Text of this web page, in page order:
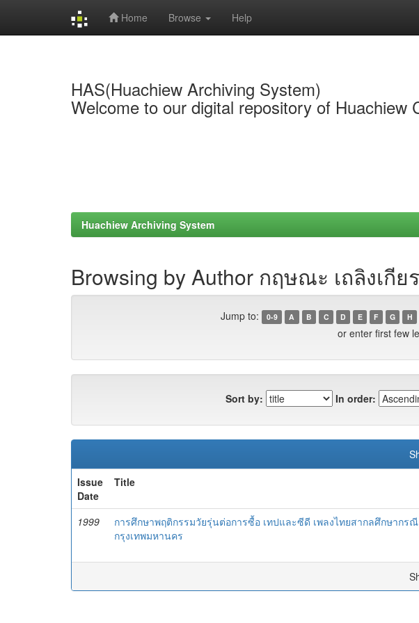
Home Browse Help
HAS(Huachiew Archiving System)
Welcome to our digital repository of Huachiew
Huachiew Archiving System
Browsing by Author กฤษณะ เถลิงเกีย
Jump to: 0-9 A B C D E F G H
or enter first few
Sort by: In order:
Issue
Date
Title
1999
การศึกษาพฤติกรรมวัยรุ่นต่อการซื้อ เทปและซีดี เพลงไทยสากลศึกษาก
กรุงเทพมหานคร